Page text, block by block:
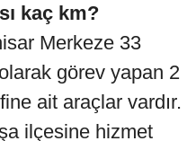
kaç km?
Merkeze 33
görev yapan 2
ait araçlar vardır.
ilçesine hizmet